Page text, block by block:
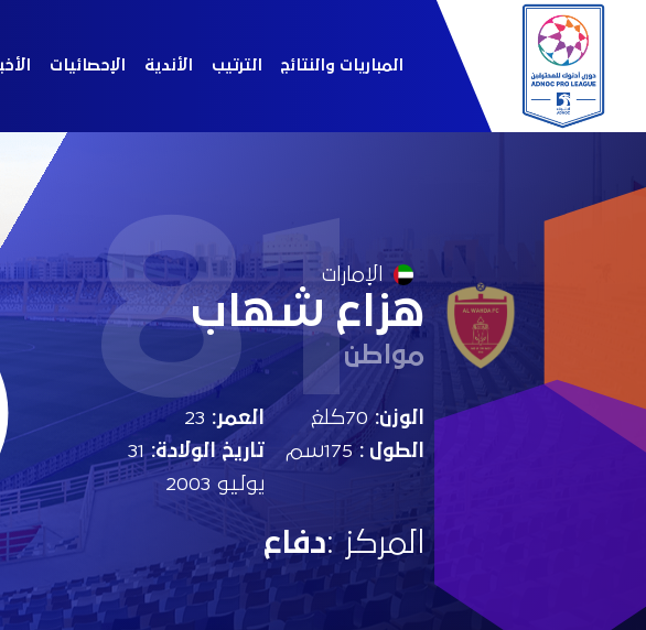
المباريات والنتائج الترتيب الأندية الإحصائيات
81
الإمارات
هزاع شهاب
مواطن
الوزن:70كلغ
الطول :
العمر:
تاريخ الولادة: 31
يوليو 2003
المركز :دفاع